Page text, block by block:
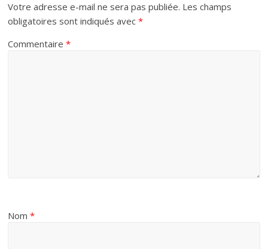
Votre adresse e-mail ne sera pas publiée. Les champs
obligatoires sont indiqués avec*
Commentaire*
Nom*